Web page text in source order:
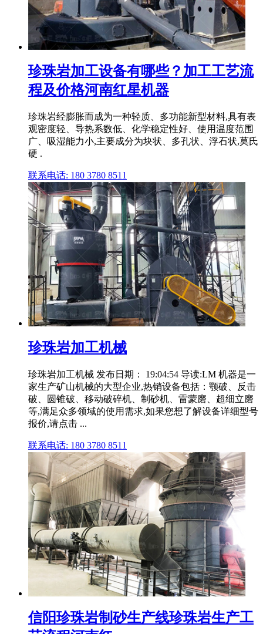
珍珠岩加工设备有哪些？加工工艺流
程及价格河南红星机器
珍珠岩经膨胀而成为一种轻质、多功能新型材料,具有表
观密度轻、导热系数低、化学稳定性好、使用温度范围
广、吸湿能力小,主要成分为块状、多孔状、浮石状,莫氏
硬 .
联系电话: 180 3780 8511
珍珠岩加工机械
珍珠岩加工机械 发布日期： 19:04:54 导读:LM 机器是一
家生产矿山机械的大型企业,热销设备包括：颚破、反击
破、圆锥破、移动破碎机、制砂机、雷蒙磨、超细立磨
等,满足众多领域的使用需求,如果您想了解设备详细型号
报价,请点击 ...
联系电话: 180 3780 8511
信阳珍珠岩制砂生产线珍珠岩生产工